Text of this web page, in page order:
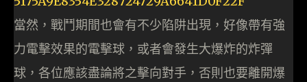
當然，戰鬥期間也會有不少陷阱出現，好像帶有強
力電擊效果的電擊球，或者會發生大爆炸的炸彈
球，各位應該盡論將之擊向對手，否則也要離開爆